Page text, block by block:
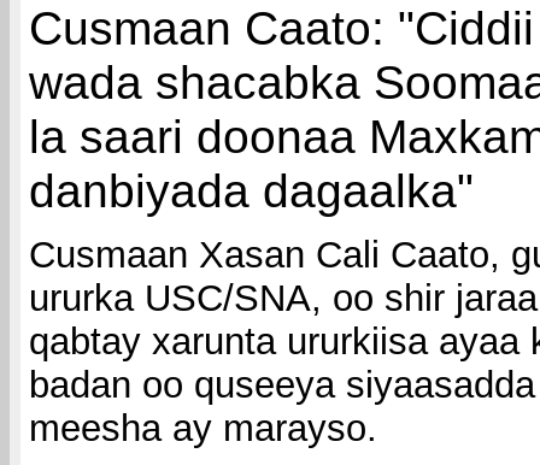
Cusmaan Caato:
wada shacabka
la saari doonaa
danbiyada dagaalka"
Cusmaan Xasan Cali Caato,
ururka USC/SNA, oo shir
qabtay xarunta ururkiisa ayaa
badan oo quseeya
meesha ay marayso.